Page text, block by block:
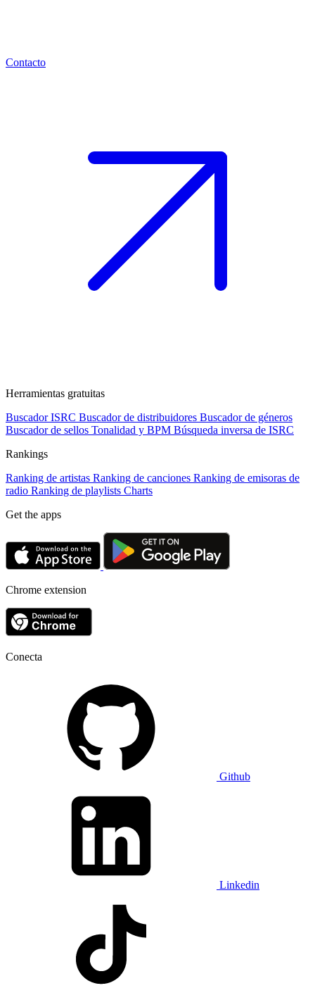
Contacto
Herramientas gratuitas
Buscador ISRC Buscador de distribuidores Buscador de géneros
Buscador de sellos Tonalidad y BPM Búsqueda inversa de ISRC
Rankings
Ranking de artistas Ranking de canciones Ranking de emisoras de
radio Ranking de playlists Charts
Get the apps
Chrome extension
Conecta
Github
Linkedin